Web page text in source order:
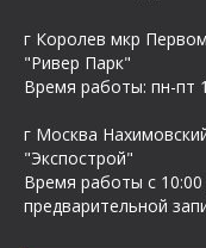
г Королев мкр
"Ривер Парк"
Время работы: пн-пт
г Москва
"Экспострой"
Время работы с
предварительной